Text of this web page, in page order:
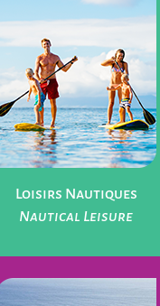
Leisure Parks
Loisirs Nautiques
Nautical Leisure